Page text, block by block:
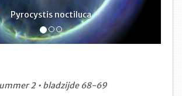
Pyrocystis noctiluca
2 • bladzijde 68-69